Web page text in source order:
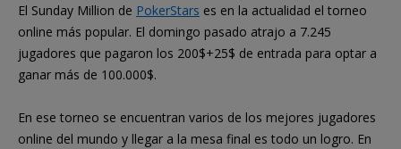
El Sunday Million de PokerStars es en la actualidad el torneo
online más popular. El domingo pasado atrajo a 7.245
jugadores que pagaron los 200$+25$ de entrada para optar a
ganar más de 100.000$.
En ese torneo se encuentran varios de los mejores jugadores
online del mundo y llegar a la mesa final es todo un logro. En